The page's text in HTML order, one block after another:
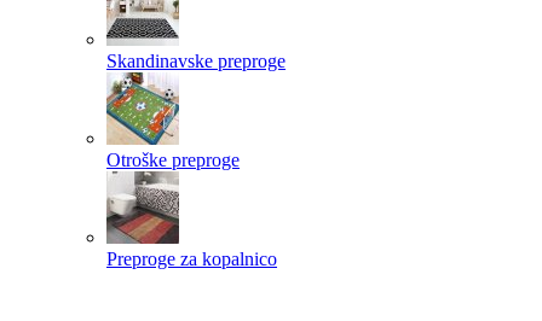
Skandinavske preproge
Otroške preproge
Preproge za kopalnico